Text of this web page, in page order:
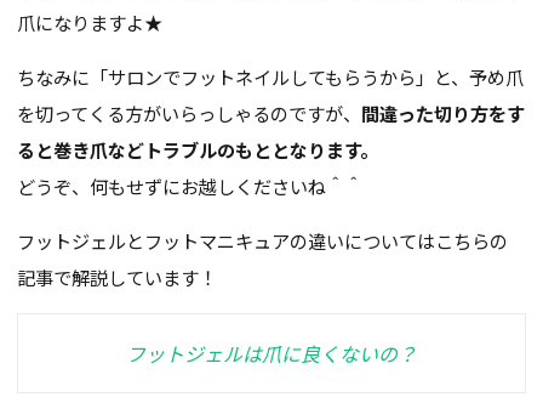
爪になりますよ★
ちなみに「サロンでフットネイルしてもらうから」と、予め爪
を切ってくる方がいらっしゃるのですが、 間違った切り方をす
ると巻き爪などトラブルのもととなります。
どうぞ、何もせずにお越しくださいね＾＾
フットジェルとフットマニキュアの違いについてはこちらの
記事で解説しています！
フットジェルは爪に良くないの？